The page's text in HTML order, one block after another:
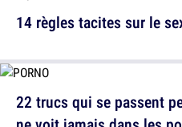
22 trucs qui se passent
14 règles tacites sur le